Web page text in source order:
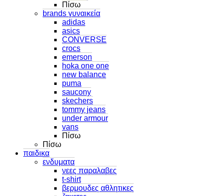
Πίσω
brands γυναικεία
adidas
asics
CONVERSE
crocs
emerson
hoka one one
new balance
puma
saucony
skechers
tommy jeans
under armour
vans
Πίσω
Πίσω
παιδικα
ενδυματα
νεες παραλαβες
t-shirt
βερμουδες αθλητικες